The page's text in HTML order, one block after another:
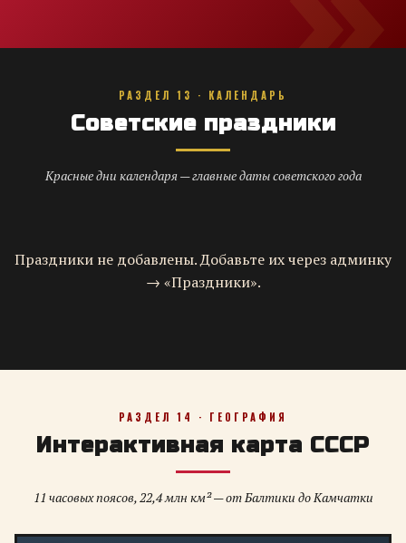
РАЗДЕЛ 13 · КАЛЕНДАРЬ
Советские праздники
Красные дни календаря — главные даты советского года
Праздники не добавлены. Добавьте их через админку
→ «Праздники».
РАЗДЕЛ 14 · ГЕОГРАФИЯ
Интерактивная карта СССР
11 часовых поясов, 22,4 млн км² — от Балтики до Камчатки